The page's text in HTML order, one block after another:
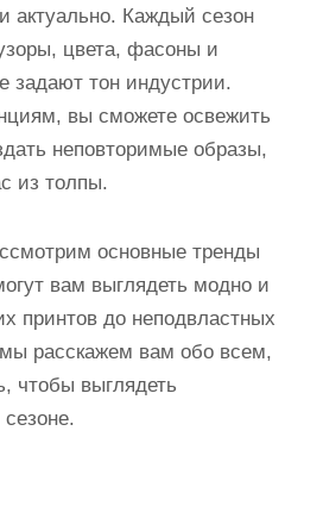
актуально. Каждый сезон
цвета, фасоны и
задают тон индустрии.
вы сможете освежить
неповторимые образы,
из толпы.
основные тренды
вам выглядеть модно и
принтов до неподвластных
расскажем вам обо всем,
чтобы выглядеть